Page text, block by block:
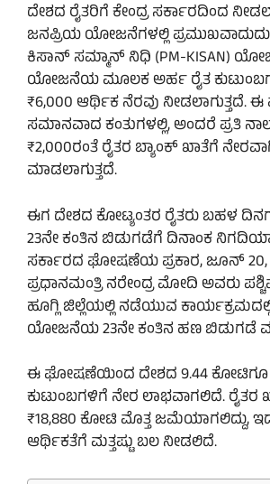
ದೇಶದ ರೈತರಿಗೆ ಕೇಂದ್ರ ಸರ್ಕಾರದಿಂದ
ಜನಪ್ರಿಯ ಯೋಜನೆಗಳಲ್ಲಿ ಪ್ರಮುಖವಾದುದು
ಕಿಸಾನ್ ಸಮ್ಮಾನ್ ನಿಧಿ (PM-KISAN)
ಯೋಜನೆಯ ಮೂಲಕ ಅರ್ಹ ರೈತ
₹6,000 ಆರ್ಥಿಕ ನೆರವು ನೀಡಲಾಗುತ್ತದೆ. ಈ
ಸಮಾನವಾದ ಕಂತುಗಳಲ್ಲಿ, ಅಂದರೆ ಪ್ರತಿ
₹2,000ರಂತೆ ರೈತರ ಬ್ಯಾಂಕ್ ಖಾತೆಗೆ
ಮಾಡಲಾಗುತ್ತದೆ.
ಈಗ ದೇಶದ ಕೋಟ್ಯಂತರ ರೈತರು ಬಹಳ
23ನೇ ಕಂತಿನ ಬಿಡುಗಡೆಗೆ ದಿನಾಂಕ
ಸರ್ಕಾರದ ಘೋಷಣೆಯ ಪ್ರಕಾರ, ಜೂನ್ 20,
ಪ್ರಧಾನಮಂತ್ರಿ ನರೇಂದ್ರ ಮೋದಿ ಅವರು
ಹೂಗ್ಲಿ ಜಿಲ್ಲೆಯಲ್ಲಿ ನಡೆಯುವ
ಯೋಜನೆಯ 23ನೇ ಕಂತಿನ ಹಣ ಬಿಡುಗಡೆ
ಈ ಘೋಷಣೆಯಿಂದ ದೇಶದ 9.44 ಕೋಟಿಗೂ
ಕುಟುಂಬಗಳಿಗೆ ನೇರ ಲಾಭವಾಗಲಿದೆ. ರೈತರ
₹18,880 ಕೋಟಿ ಮೊತ್ತ ಜಮೆಯಾಗಲಿದ್ದು,
ಆರ್ಥಿಕತೆಗೆ ಮತ್ತಷ್ಟು ಬಲ ನೀಡಲಿದೆ.